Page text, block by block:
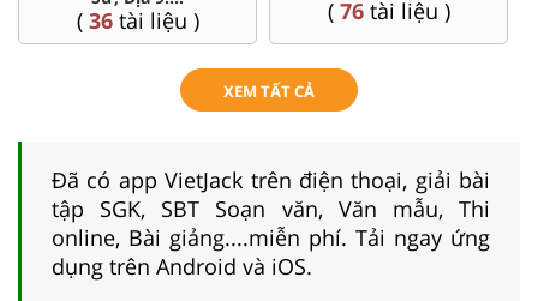
( 77 tài liệu ) (9tài liệu )
XEM TẤT CẢ
Đã có app VietJack trên điện thoại, giải bài
tập SGK, SBT Soạn văn, Văn mẫu, Thi
online, Bài giảng....miễn phí. Tải ngay ứng
dụng trên Android và iOS.